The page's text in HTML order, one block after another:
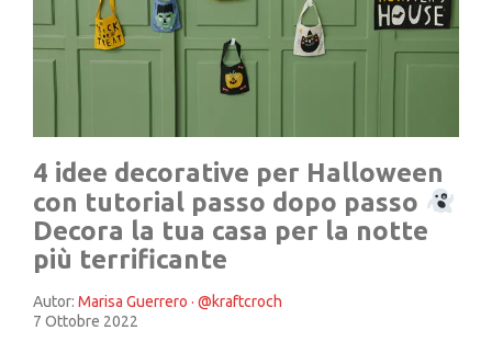
4 idee decorative per Halloween
con tutorial passo dopo passo
Decora la tua casa per la notte
più terrificante
Autor: Marisa Guerrero · @kraftcroch
7 Ottobre 2022